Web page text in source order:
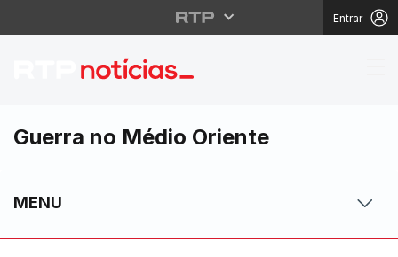
Entrar
EUA, Israel e Irão
Guerra no Médio Oriente
MENU